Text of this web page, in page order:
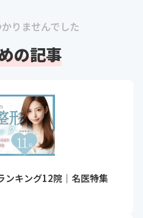
りませんでした
の記事
ンキング12院｜名医特集